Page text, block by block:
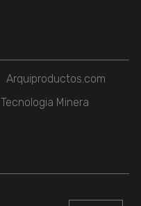
Arquiproductos.com
Tecnologia Minera